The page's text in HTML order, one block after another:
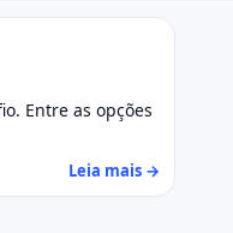
Entre as opções
Leia mais →